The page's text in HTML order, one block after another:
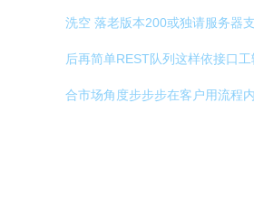
洗空 落老版本200或独请服务器
后再简单REST队列这样依接口
合市场角度步步步在客户用流程